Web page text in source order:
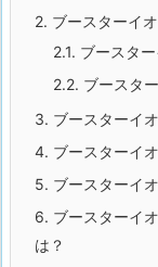
2. ブースターイ
2.1. ブースタ
2.2. ブースタ
3. ブースターイ
4. ブースターイ
5. ブースターイ
6. ブースターイ
は？